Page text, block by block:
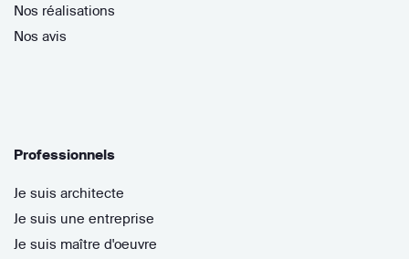
Nos réalisations
Nos avis
Professionnels
Je suis architecte
Je suis une entreprise
Je suis maître d'oeuvre